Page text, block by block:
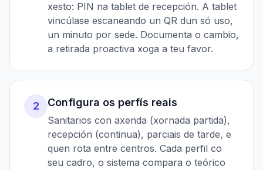
xesto: PIN na tablet de recepción. A tablet
vincúlase escaneando un QR dun só uso,
un minuto por sede. Documenta o cambio,
a retirada proactiva xoga a teu favor.
2 Configura os perfís reais
Sanitarios con axenda (xornada partida),
recepción (continua), parciais de tarde, e
quen rota entre centros. Cada perfil co
seu cadro, o sistema compara o teórico